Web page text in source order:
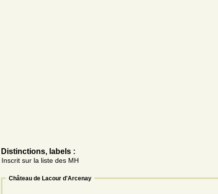
Distinctions, labels :
Inscrit sur la liste des MH
Château de Lacour d'Arcenay